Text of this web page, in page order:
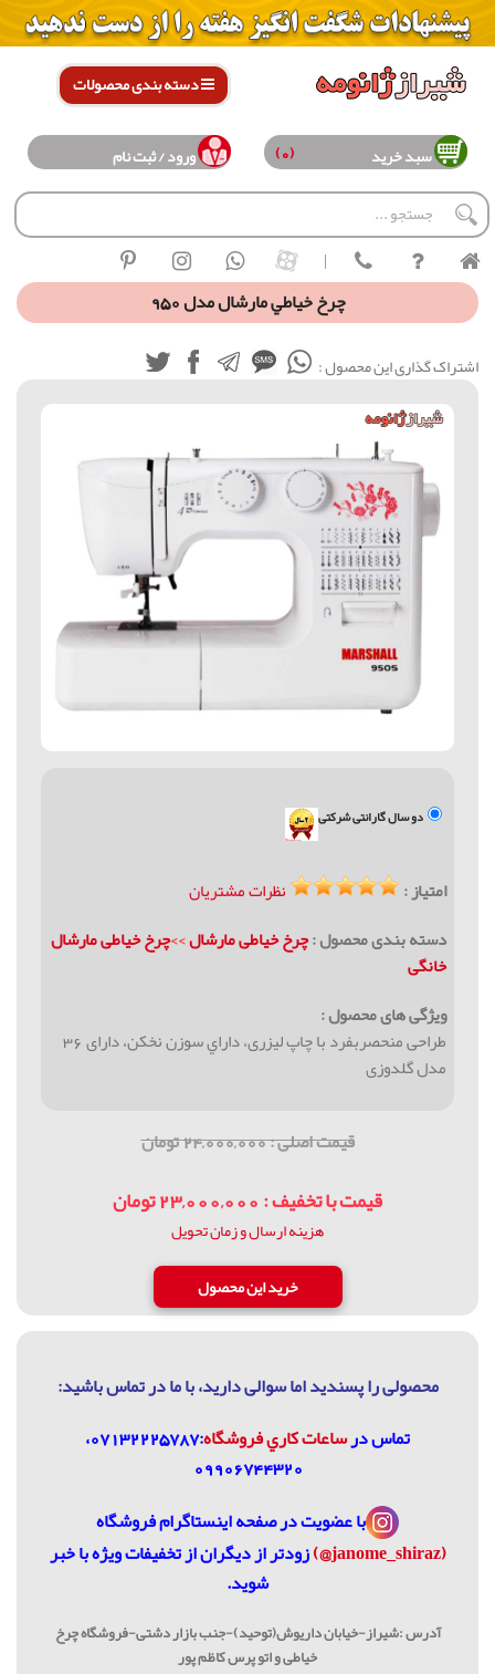
دسته بندی محصولات
سبد خرید (0) ورود / ثبت نام
|
چرخ خياطي مارشال مدل 950
اشتراک گذاری این محصول :
دو سال گارانتی شرکتی
امتیاز :
نظرات مشتریان
دسته بندی محصول :چرخ خیاطی مارشال>>چرخ خیاطی مارشال
خانگی
ویژگی های محصول :
طراحی منحصربفرد با چاپ ليزری، داراي سوزن نخكن، دارای 36
مدل گلدوزی
قیمت اصلی : 24,000,000 تومان
قیمت با تخفیف : 23,000,000 تومان
هزینه ارسال و زمان تحویل
محصولی را پسندید اما سوالی دارید، با ما در تماس باشيد:
تماس درساعات كاري فروشگاه
:07132225787،
09906744320
با عضویت درصفحه اینستاگرام فروشگاه
(janome_shiraz@)
زودتر از دیگران از تخفیفات ویژه با خبر
شوید.
آدرس :شیراز-خیابان داریوش(توحید)-جنب بازار دشتی-فروشگاه چرخ
خیاطی و اتو پرس کاظم پور